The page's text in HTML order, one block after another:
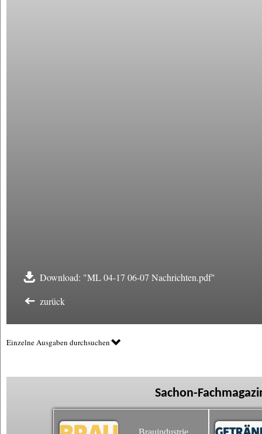
Download: "ML 04-17 06-07 Nachrichten.pdf"
zurück
Einzelne Ausgaben durchsuchen
Sachon-
Brauindustrie